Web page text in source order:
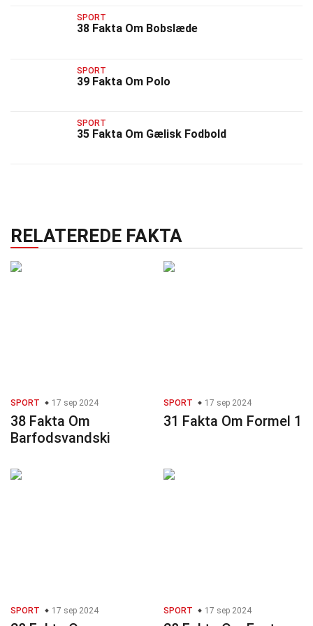
SPORT
38 Fakta Om Bobslæde
SPORT
39 Fakta Om Polo
SPORT
35 Fakta Om Gælisk Fodbold
RELATEREDE FAKTA
SPORT 17 sep 2024
38 Fakta Om
Barfodsvandski
SPORT 17 sep 2024
31 Fakta Om Formel 1
SPORT 17 sep 2024 SPORT 17 sep 2024